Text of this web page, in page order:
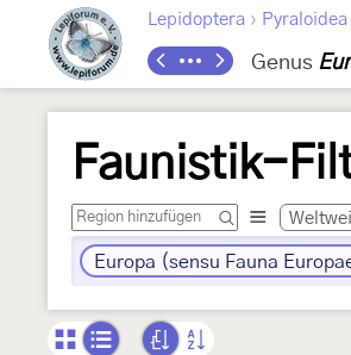
Lepidoptera › Pyraloidea
Genus
Faunistik-
Europa (sensu Fauna